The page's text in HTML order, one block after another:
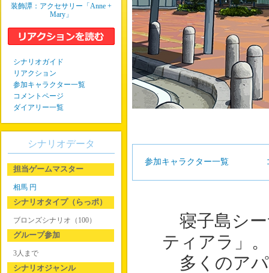
参加キャラクター一覧
寝子島シー
ティアラ」。
多くのアパ
装飾譚：アクセサリー「Anne +
Mary」
シナリオガイド
リアクション
参加キャラクター一覧
コメントページ
ダイアリー一覧
シナリオデータ
担当ゲームマスター
相馬 円
シナリオタイプ（らっポ）
ブロンズシナリオ（100）
グループ参加
3人まで
シナリオジャンル